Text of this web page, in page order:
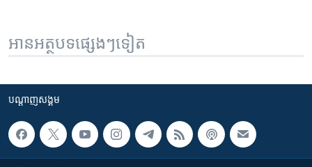
អានអត្ថបទផ្សេងៗទៀត
បណ្តាញ​សង្គម